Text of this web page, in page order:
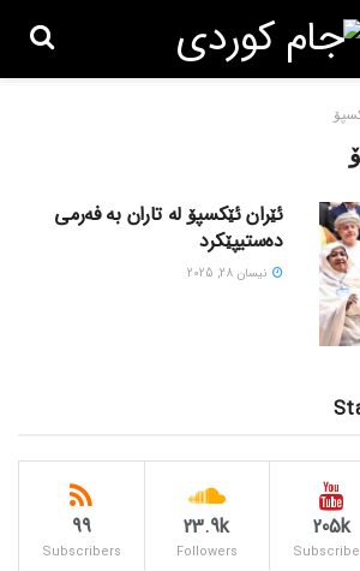
ئێران ئێکسپۆ لە تاران بە فەرمی
دەستیپێکرد
نیسان 28, 2025
205k
23.9k
Followers
99
Subscribers